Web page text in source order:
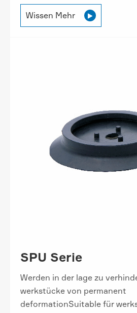
Wissen Mehr 
SPU Serie
Werden in der lage zu
werkstücke von permanent
deformationSuitable für